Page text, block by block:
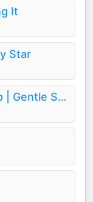
It
Star
Boring History For Sleep | Gentle Storytelling And Ambient Sounds (Official)